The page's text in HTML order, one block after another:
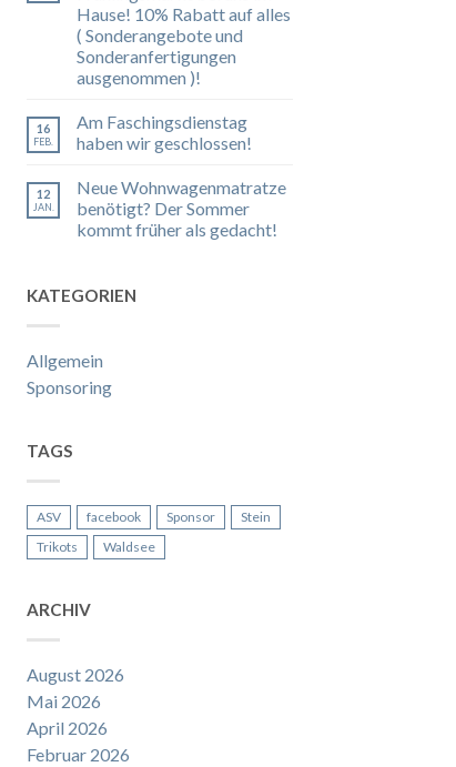
Hause! 10% Rabatt auf alles
( Sonderangebote und
Sonderanfertigungen
ausgenommen )!
16
FEB.
Am Faschingsdienstag
haben wir geschlossen!
12
JAN.
Neue Wohnwagenmatratze
benötigt? Der Sommer
kommt früher als gedacht!
KATEGORIEN
Allgemein
Sponsoring
TAGS
ASV facebook Sponsor
Stein
Trikots
Waldsee
ARCHIV
August 2026
Mai 2026
April 2026
Februar 2026